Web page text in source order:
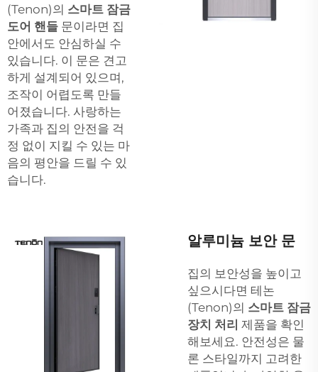
(Tenon)의 스마트 잠금
도어 핸들 문이라면 집
안에서도 안심하실 수
있습니다. 이 문은 견고
하게 설계되어 있으며,
조작이 어렵도록 만들
어졌습니다. 사랑하는
가족과 집의 안전을 걱
정 없이 지킬 수 있는 마
음의 평안을 드릴 수 있
습니다.
알루미늄 보안 문
집의 보안성을 높이고
싶으시다면 테논
(Tenon)의 스마트 잠금
장치 처리 제품을 확인
해보세요. 안전성은 물
론 스타일까지 고려한